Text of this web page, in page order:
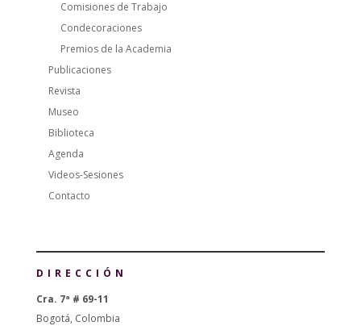
Comisiones de Trabajo
Condecoraciones
Premios de la Academia
Publicaciones
Revista
Museo
Biblioteca
Agenda
Videos-Sesiones
Contacto
DIRECCIÓN
Cra. 7ª # 69-11
Bogotá, Colombia